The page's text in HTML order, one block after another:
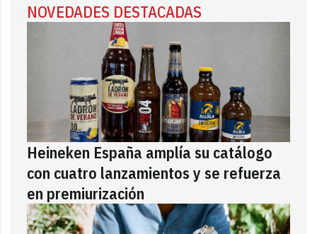
NOVEDADES DESTACADAS
Heineken España amplía su catálogo
con cuatro lanzamientos y se refuerza
en premiurización